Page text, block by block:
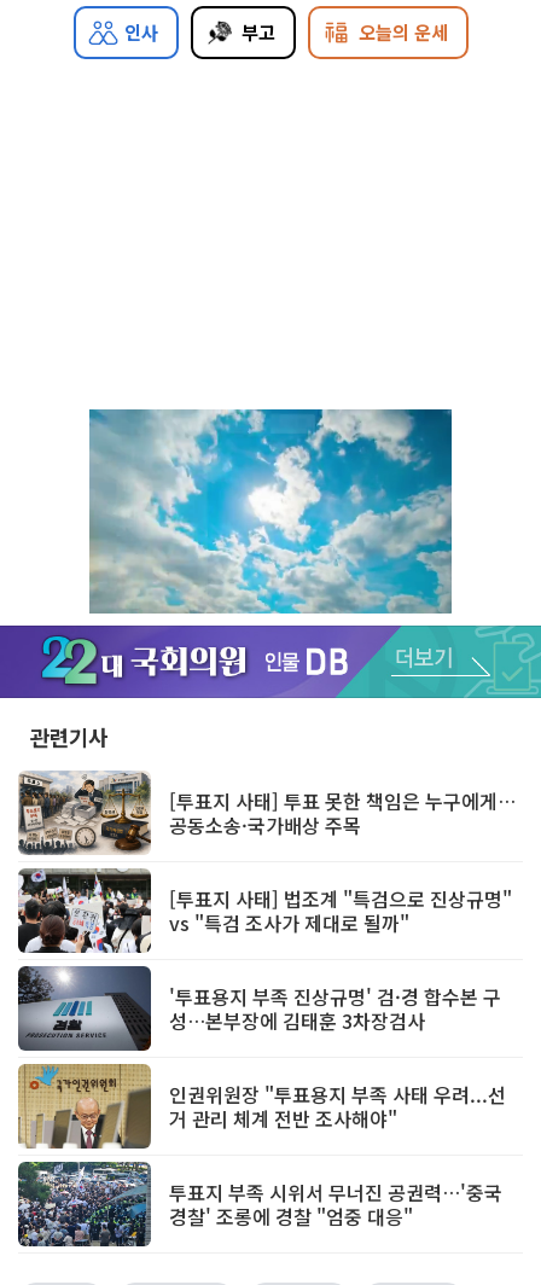
인사 부고 오늘의 운세
Unmute
관련기사
[투표지 사태] 투표 못한 책임은 누구에게…
공동소송·국가배상 주목
[투표지 사태] 법조계 "특검으로 진상규명"
vs "특검 조사가 제대로 될까"
'투표용지 부족 진상규명' 검·경 합수본 구
성…본부장에 김태훈 3차장검사
인권위원장 "투표용지 부족 사태 우려...선
거 관리 체계 전반 조사해야"
투표지 부족 시위서 무너진 공권력…'중국
경찰' 조롱에 경찰 "엄중 대응"